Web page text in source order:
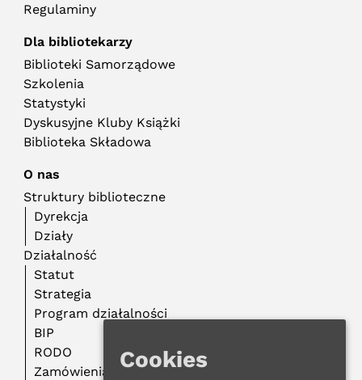
Regulaminy
Dla bibliotekarzy
Biblioteki Samorządowe
Szkolenia
Statystyki
Dyskusyjne Kluby Książki
Biblioteka Składowa
O nas
Struktury biblioteczne
Dyrekcja
Działy
Działalność
Statut
Strategia
Program działalności
BIP
RODO
Zamówienia publiczne
Cookies